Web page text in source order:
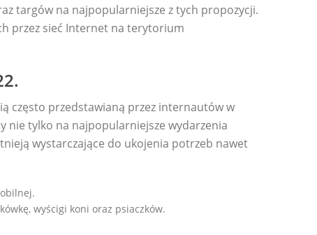
targów na najpopularniejsze z tych propozycji.
przez sieć Internet na terytorium
często przedstawianą przez internautów w
nie tylko na najpopularniejsze wydarzenia
wystarczające do ukojenia potrzeb nawet
wyścigi koni oraz psiaczków.